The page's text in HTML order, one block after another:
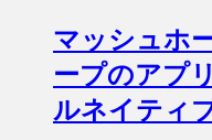
マッシュホ
ープのアプ
ルネイティ